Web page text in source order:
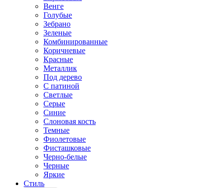
Венге
Голубые
Зебрано
Зеленые
Комбинированные
Коричневые
Красные
Металлик
Под дерево
С патиной
Светлые
Серые
Синие
Слоновая кость
Темные
Фиолетовые
Фисташковые
Черно-белые
Черные
Яркие
Стиль